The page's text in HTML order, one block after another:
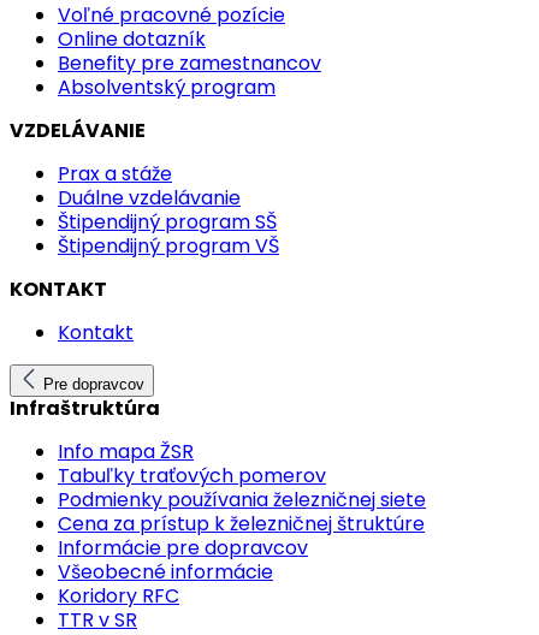
Voľné pracovné pozície
Online dotazník
Benefity pre zamestnancov
Absolventský program
VZDELÁVANIE
Prax a stáže
Duálne vzdelávanie
Štipendijný program SŠ
Štipendijný program VŠ
KONTAKT
Kontakt
Pre dopravcov
Infraštruktúra
Info mapa ŽSR
Tabuľky traťových pomerov
Podmienky používania železničnej siete
Cena za prístup k železničnej štruktúre
Informácie pre dopravcov
Všeobecné informácie
Koridory RFC
TTR v SR